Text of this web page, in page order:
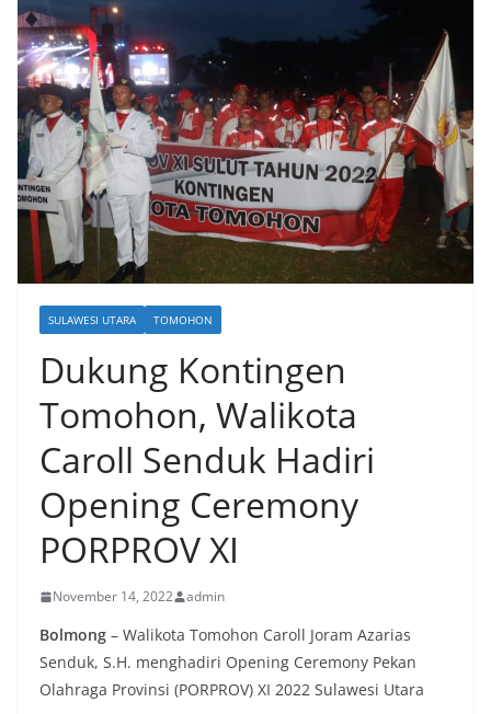
SULAWESI UTARA TOMOHON
Dukung Kontingen
Tomohon, Walikota
Caroll Senduk Hadiri
Opening Ceremony
PORPROV XI
November 14, 2022 admin
Bolmong – Walikota Tomohon Caroll Joram Azarias
Senduk, S.H. menghadiri Opening Ceremony Pekan
Olahraga Provinsi (PORPROV) XI 2022 Sulawesi Utara